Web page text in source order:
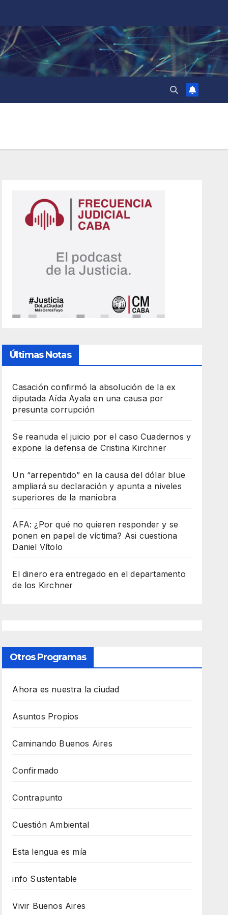
Últimas Notas
Casación confirmó la absolución de la ex
diputada Aída Ayala en una causa por
presunta corrupción
Se reanuda el juicio por el caso Cuadernos y
expone la defensa de Cristina Kirchner
Un “arrepentido” en la causa del dólar blue
ampliará su declaración y apunta a niveles
superiores de la maniobra
AFA: ¿Por qué no quieren responder y se
ponen en papel de víctima? Asi cuestiona
Daniel Vítolo
El dinero era entregado en el departamento
de los Kirchner
Otros Programas
Ahora es nuestra la ciudad
Asuntos Propios
Caminando Buenos Aires
Confirmado
Contrapunto
Cuestión Ambiental
Esta lengua es mía
info Sustentable
Vivir Buenos Aires